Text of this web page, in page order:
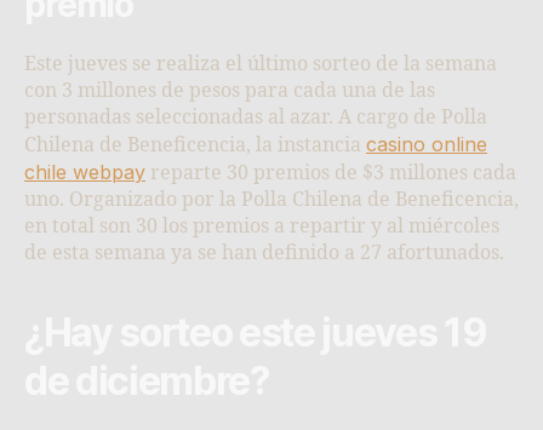
Este jueves se realiza el último sorteo de la semana
con 3 millones de pesos para cada una de las
personadas seleccionadas al azar. A cargo de Polla
Chilena de Beneficencia, la instancia casino online
chile webpay reparte 30 premios de $3 millones cada
uno. Organizado por la Polla Chilena de Beneficencia,
en total son 30 los premios a repartir y al miércoles
de esta semana ya se han definido a 27 afortunados.